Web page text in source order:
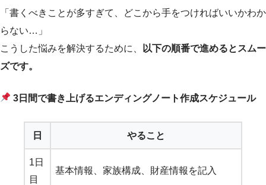
「書くべきことが多すぎて、どこから手をつければいいかわか
らない…」
こうした悩みを解決するために、
以下の順番で進めるとスムー
ズです。
3日間で書き上げるエンディングノート作成スケジュール
日 やること
1日
目
基本情報、家族構成、財産情報を記入